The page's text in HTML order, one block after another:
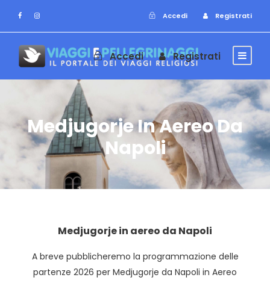
Accedi Registrati
Accedi Registrati
Medjugorje In Aereo Da
Napoli
Medjugorje in aereo da Napoli
A breve pubblicheremo la programmazione delle
partenze 2026 per Medjugorje da Napoli in Aereo